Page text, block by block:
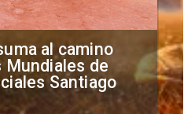
Sifup
por situación